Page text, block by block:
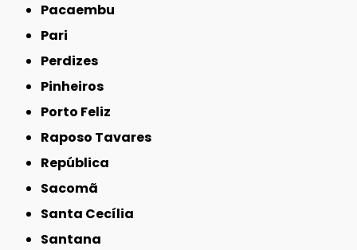
Pacaembu
Pari
Perdizes
Pinheiros
Porto Feliz
Raposo Tavares
República
Sacomã
Santa Cecília
Santana